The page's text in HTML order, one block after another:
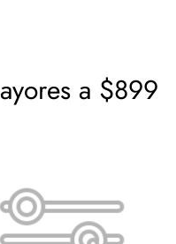
a $899